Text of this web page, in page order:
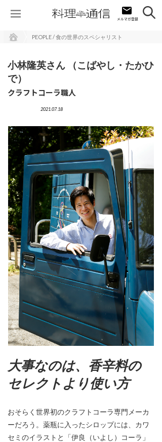
PEOPLE / 食の世界のスペシャリスト
小林隆英さん （こばやし・たかひ
で）
クラフトコーラ職人
2021.07.18
大事なのは、香辛料の
セレクトより使い方
おそらく世界初のクラフトコーラ専門メーカ
ーだろう。薬瓶に入ったシロップには、カワ
セミのイラストと「伊良（いよし）コーラ」